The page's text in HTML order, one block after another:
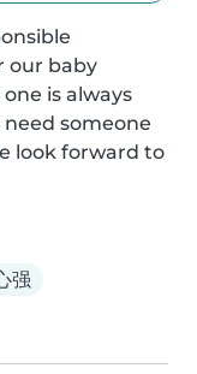
our baby
is always
someone
look forward to
强